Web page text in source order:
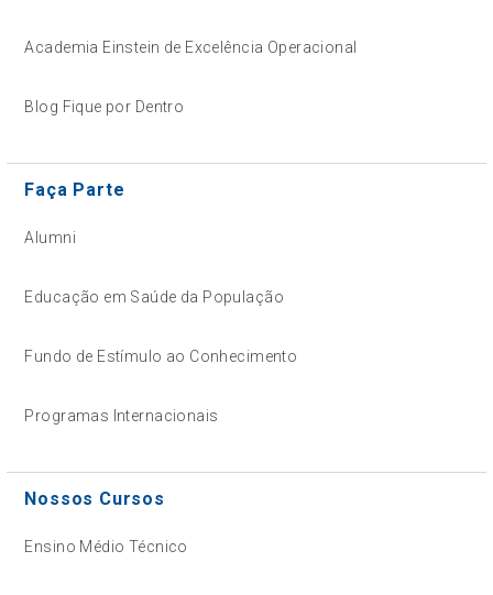
Academia Einstein de Excelência Operacional
Blog Fique por Dentro
Faça Parte
Alumni
Educação em Saúde da População
Fundo de Estímulo ao Conhecimento
Programas Internacionais
Nossos Cursos
Ensino Médio Técnico